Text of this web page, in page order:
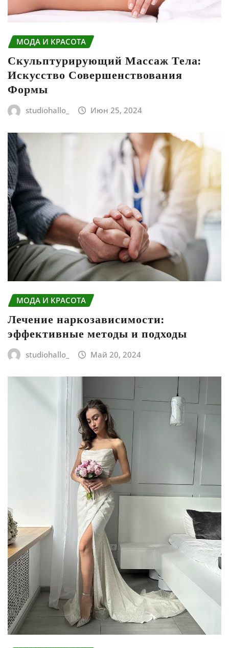
МОДА И КРАСОТА
Скульптурирующий Массаж Тела:
Искусство Совершенствования
Формы
studiohallo_ Июн 25, 2024
МОДА И КРАСОТА
Лечение наркозависимости:
эффективные методы и подходы
studiohallo_ Май 20, 2024